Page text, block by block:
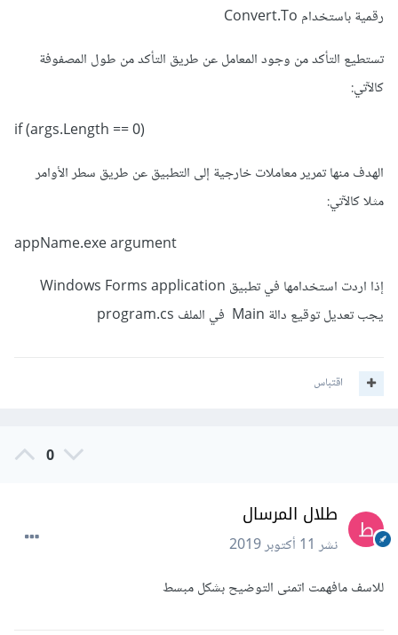
رقمية باستخدام Convert.To
تستطيع التأكد من وجود المعامل عن طريق التأكد من طول المصفوفة
كالآتي:
if (args.Length == 0)
الهدف منها تمرير معاملات خارجية إلى التطبيق عن طريق سطر الأوامر
مثلا كالآتي:
appName.exe argument
إذا اردت استخدامها في تطبيق Windows Forms application
يجب تعديل توقيع دالة Main في الملف program.cs
اقتباس
0
طلال المرسال
نشر11 أكتوبر 2019
للاسف مافهمت اتمنى التوضيح بشكل مبسط